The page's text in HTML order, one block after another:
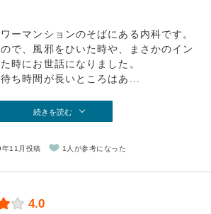
ーマンションのそばにある内科です。
で、風邪をひいた時や、まさかのイン
時にお世話になりました。
ち時間が長いところはあ...
続きを読む
11月投稿 1人が参考になった
4.0